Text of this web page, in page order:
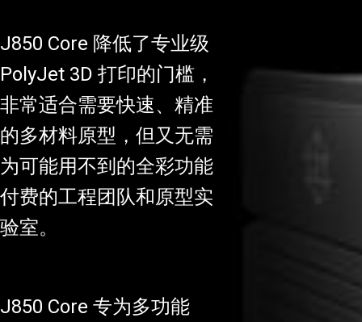
J850 Core 降低了专业级
PolyJet 3D 打印的门槛，
非常适合需要快速、精准
的多材料原型，但又无需
为可能用不到的全彩功能
付费的工程团队和原型实
验室。
J850 Core 专为多功能